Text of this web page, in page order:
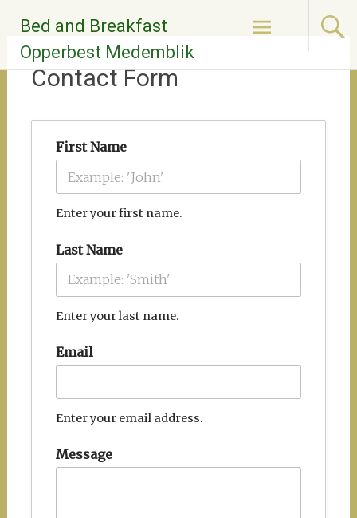
inhoud
springen
Bed and Breakfast
Opperbest Medemblik
Contact Form
First Name
Enter your first name.
Last Name
Enter your last name.
Email
Enter your email address.
Message